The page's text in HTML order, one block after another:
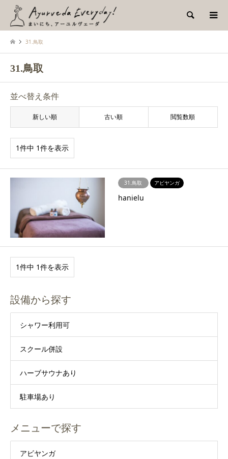
検索
31.鳥取
31.鳥取
並べ替え条件
新しい順 古い順 閲覧数順
1件中 1件を表示
31.鳥取 アビヤンガ
hanielu
1件中 1件を表示
設備から探す
シャワー利用可
スクール併設
ハーブサウナあり
駐車場あり
メニューで探す
アビヤンガ